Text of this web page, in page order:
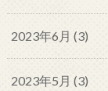
2023年6月 (3)
2023年5月 (3)